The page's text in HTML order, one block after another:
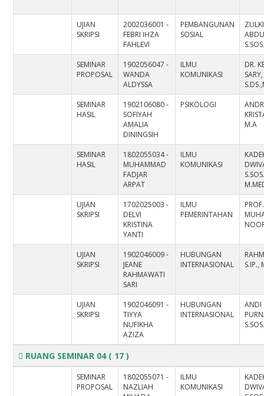
UJIAN
SKRIPSI
2002036001 -
FEBRI IHZA
FAHLEVI
PEMBANGUNAN
SOSIAL
SEMINAR
PROPOSAL
1902056047 -
WANDA
ALDYSSA
ILMU
KOMUNIKASI
DR.
SARY,
SEMINAR
HASIL
1902106080 -
SOFIYAH
AMALIA
DININGSIH
PSIKOLOGI
M.A
SEMINAR
HASIL
1802055034 -
MUHAMMAD
FADJAR
ARPAT
ILMU
KOMUNIKASI
UJIAN
SKRIPSI
1702025003 -
DELVI
KRISTINA
YANTI
ILMU
PEMERINTAHAN
UJIAN
SKRIPSI
1902046009 -
JEANE
RAHMAWATI
SARI
HUBUNGAN
INTERNASIONAL
S.IP.,
UJIAN
SKRIPSI
1902046091 -
TIYYA
NUFIKHA
AZIZA
HUBUNGAN
INTERNASIONAL
ANDI
RUANG SEMINAR 04 ( 17 )
SEMINAR
PROPOSAL
1802055071 -
NAZLIAH
ILMU
KOMUNIKASI